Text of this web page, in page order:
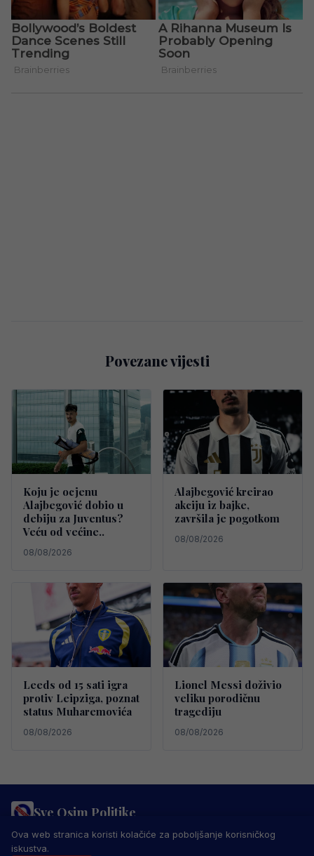
Povezane vijesti
Koju je ocjenu
Alajbegović dobio u
debiju za Juventus?
Veću od većine..
08/08/2026
Alajbegović kreirao
akciju iz bajke,
završila je pogotkom
08/08/2026
Leeds od 15 sati igra
protiv Leipziga, poznat
status Muharemovića
08/08/2026
Lionel Messi doživio
veliku porodičnu
tragediju
08/08/2026
Sve Osim Politike
PRAVILA PRIVATNOSTI MARKETING
USLOVI KORIŠTENJA
IMPRESSUM
Ova web stranica koristi kolačiće za poboljšanje korisničkog
iskustva.